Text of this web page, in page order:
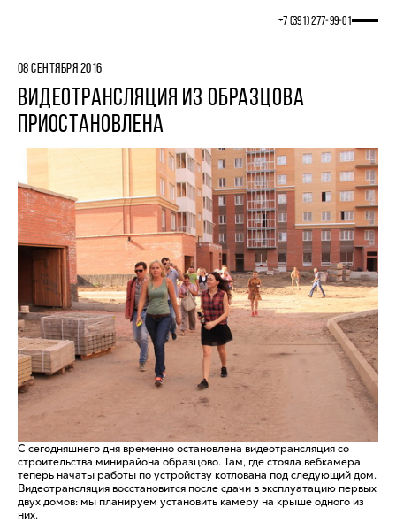
+7 (391) 277‒99‒01
08 СЕНТЯБРЯ 2016
ВИДЕОТРАНСЛЯЦИЯ ИЗ ОБРАЗЦОВА
ПРИОСТАНОВЛЕНА
С сегодняшнего дня временно остановлена видеотрансляция со
строительства минирайона образцово. Там, где стояла вебкамера,
теперь начаты работы по устройству котлована под следующий дом.
Видеотрансляция восстановится после сдачи в эксплуатацию первых
двух домов: мы планируем установить камеру на крыше одного из
них.